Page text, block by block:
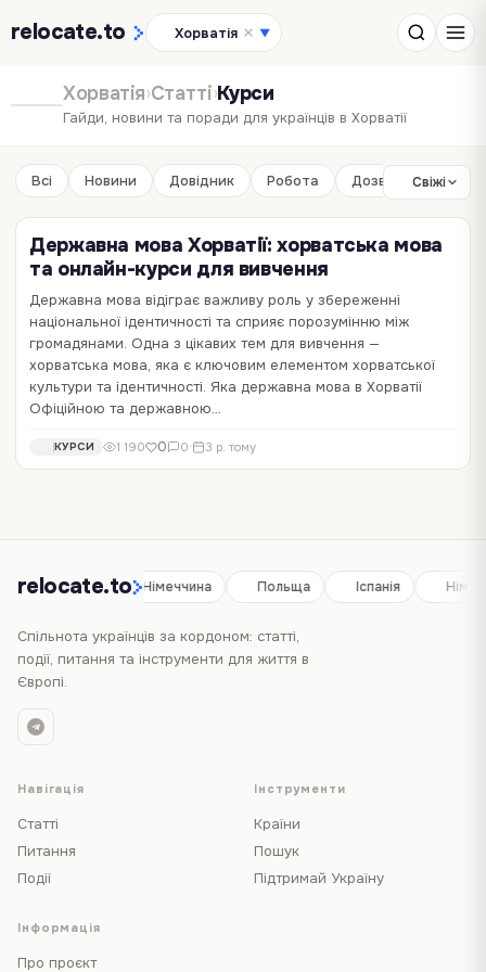
relocate.to Хорватія ▼
Хорватія›Статті›Курси
Гайди, новини та поради для українців в Хорватії
Всі Новини Довідник Робота ДозвілляСвіжі
Державна мова Хорватії: хорватська мова
та онлайн-курси для вивчення
Державна мова відіграє важливу роль у збереженні
національної ідентичності та сприяє порозумінню між
громадянами. Одна з цікавих тем для вивчення —
хорватська мова, яка є ключовим елементом хорватської
культури та ідентичності. Яка державна мова в Хорватії
Офіційною та державною…
КУРСИ 1 190 0 0· 3 р. тому
relocate.to
Іспанія Німеччина Польща Іспанія
Спільнота українців за кордоном: статті,
події, питання та інструменти для життя в
Європі.
Навігація
Статті
Питання
Події
Інструменти
Країни
Пошук
Підтримай Україну
Інформація
Про проєкт